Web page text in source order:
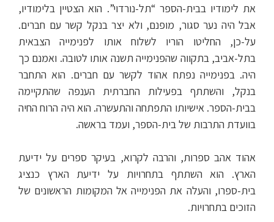
את לימודיו בבית-הספר “תל-נורדוי”. הוא הצטיין בלימודיו,
אבל היה נער סגור, מופנם, ולא יצר בנקל קשר עם חברים.
על-כן, החליטו הוריו לשלוח אותו לפנימייה הצבאית
בתל-אביב, בתקווה שהפנימייה תשנה אותו לטובה. ואמנם כך
היה. בפנימייה נפתח אהוד לקשר עם חברים. הוא התחבר
בנקל, והשתתף בפעילות החברתית הענפה שהתקיימה
בבית-הספר. אישיותו התפתחה והתעשרה. הוא היה הרוח החיה
בוועדת התרבות של בית-הספר, ועמד בראשה.
אהוד אהב ספרות, והרבה לקרוא, בעיקר ספרים על ידיעת
הארץ. הוא השתתף בתחרויות על ידיעת הארץ כנציג
בית-ספרו, והעלה את הפנימייה אל המקומות הראשונים של
הזוכים בתחרויות.